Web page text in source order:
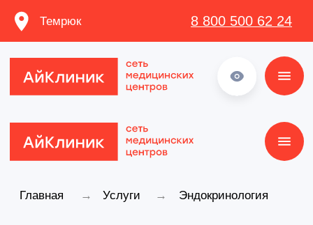
Темрюк 8 800 500 62 24
Главная Услуги
→ Эндокринология